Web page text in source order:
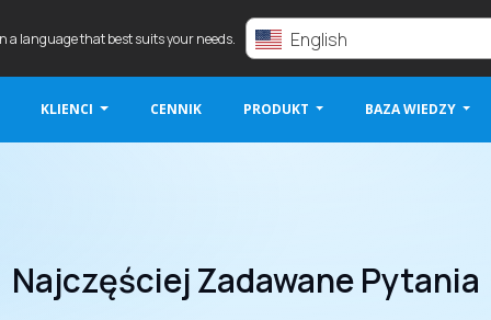
a language that best suits your needs. English
KLIENCI CENNIK PRODUKT BAZA WIEDZY
Najczęściej Zadawane Pytania